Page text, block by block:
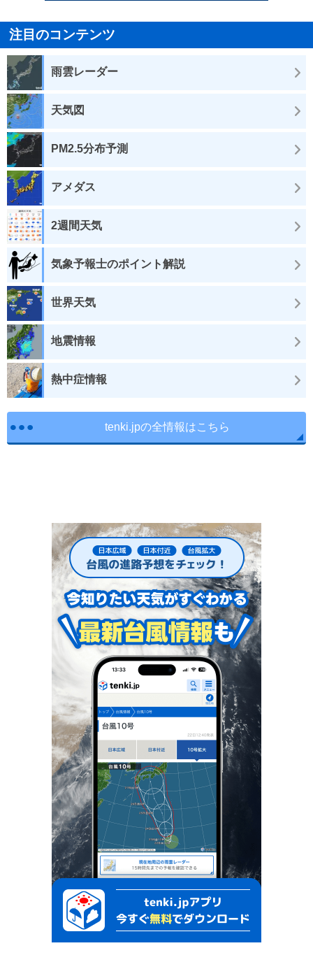
注目のコンテンツ
雨雲レーダー
天気図
PM2.5分布予測
アメダス
2週間天気
気象予報士のポイント解説
世界天気
地震情報
熱中症情報
tenki.jpの全情報はこちら